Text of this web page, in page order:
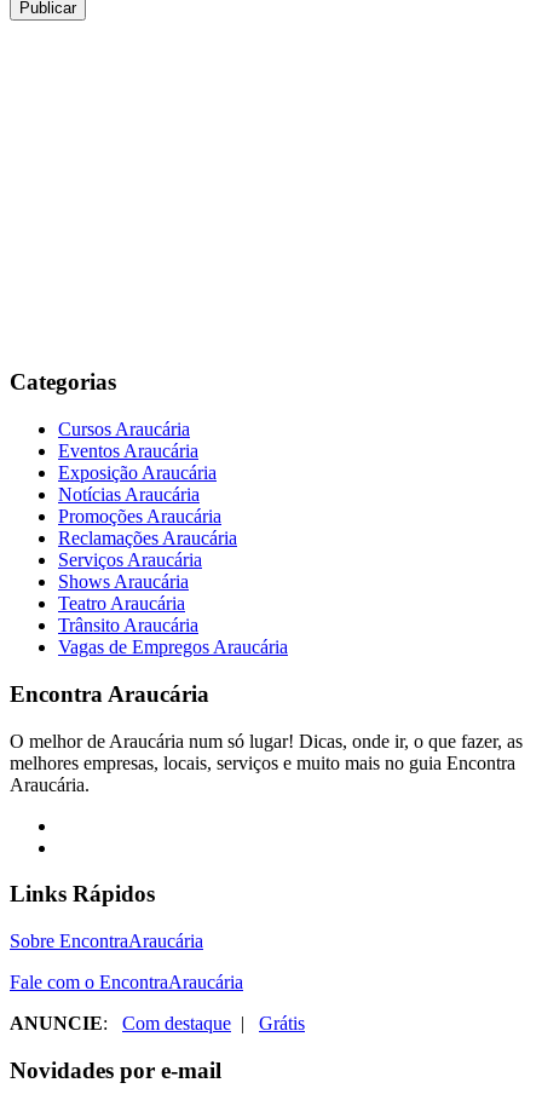
Categorias
Cursos Araucária
Eventos Araucária
Exposição Araucária
Notícias Araucária
Promoções Araucária
Reclamações Araucária
Serviços Araucária
Shows Araucária
Teatro Araucária
Trânsito Araucária
Vagas de Empregos Araucária
Encontra Araucária
O melhor de Araucária num só lugar! Dicas, onde ir, o que fazer, as
melhores empresas, locais, serviços e muito mais no guia Encontra
Araucária.
Links Rápidos
Sobre EncontraAraucária
Fale com o EncontraAraucária
ANUNCIE: Com destaque | Grátis
Novidades por e-mail